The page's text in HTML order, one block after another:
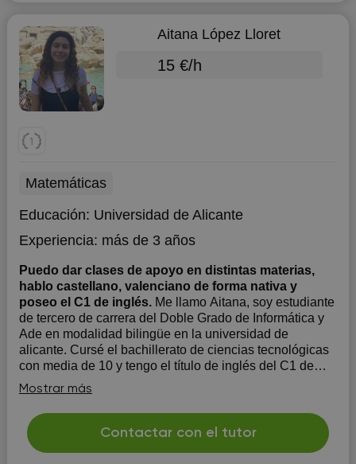
Aitana López Lloret
15 €/h
Matemáticas
Educación: Universidad de Alicante
Experiencia: más de 3 años
Puedo dar clases de apoyo en distintas materias,
hablo castellano, valenciano de forma nativa y
poseo el C1 de inglés. Me llamo Aitana, soy estudiante
de tercero de carrera del Doble Grado de Informática y
Ade en modalidad bilingüe en la universidad de
alicante. Cursé el bachillerato de ciencias tecnológicas
con media de 10 y tengo el título de inglés del C1 de
Cambridge. Además, soy scout y poseo técnicas de
comun...
Mostrar más
Contactar con el tutor